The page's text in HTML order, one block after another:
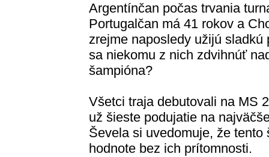
Argentínčan počas trvania
Portugalčan má 41 rokov a
zrejme naposledy užijú sladkú
sa niekomu z nich zdvihnúť
šampióna?
Všetci traja debutovali na MS
už šieste podujatie na
Ševela si uvedomuje, že
hodnote bez ich prítomnosti.